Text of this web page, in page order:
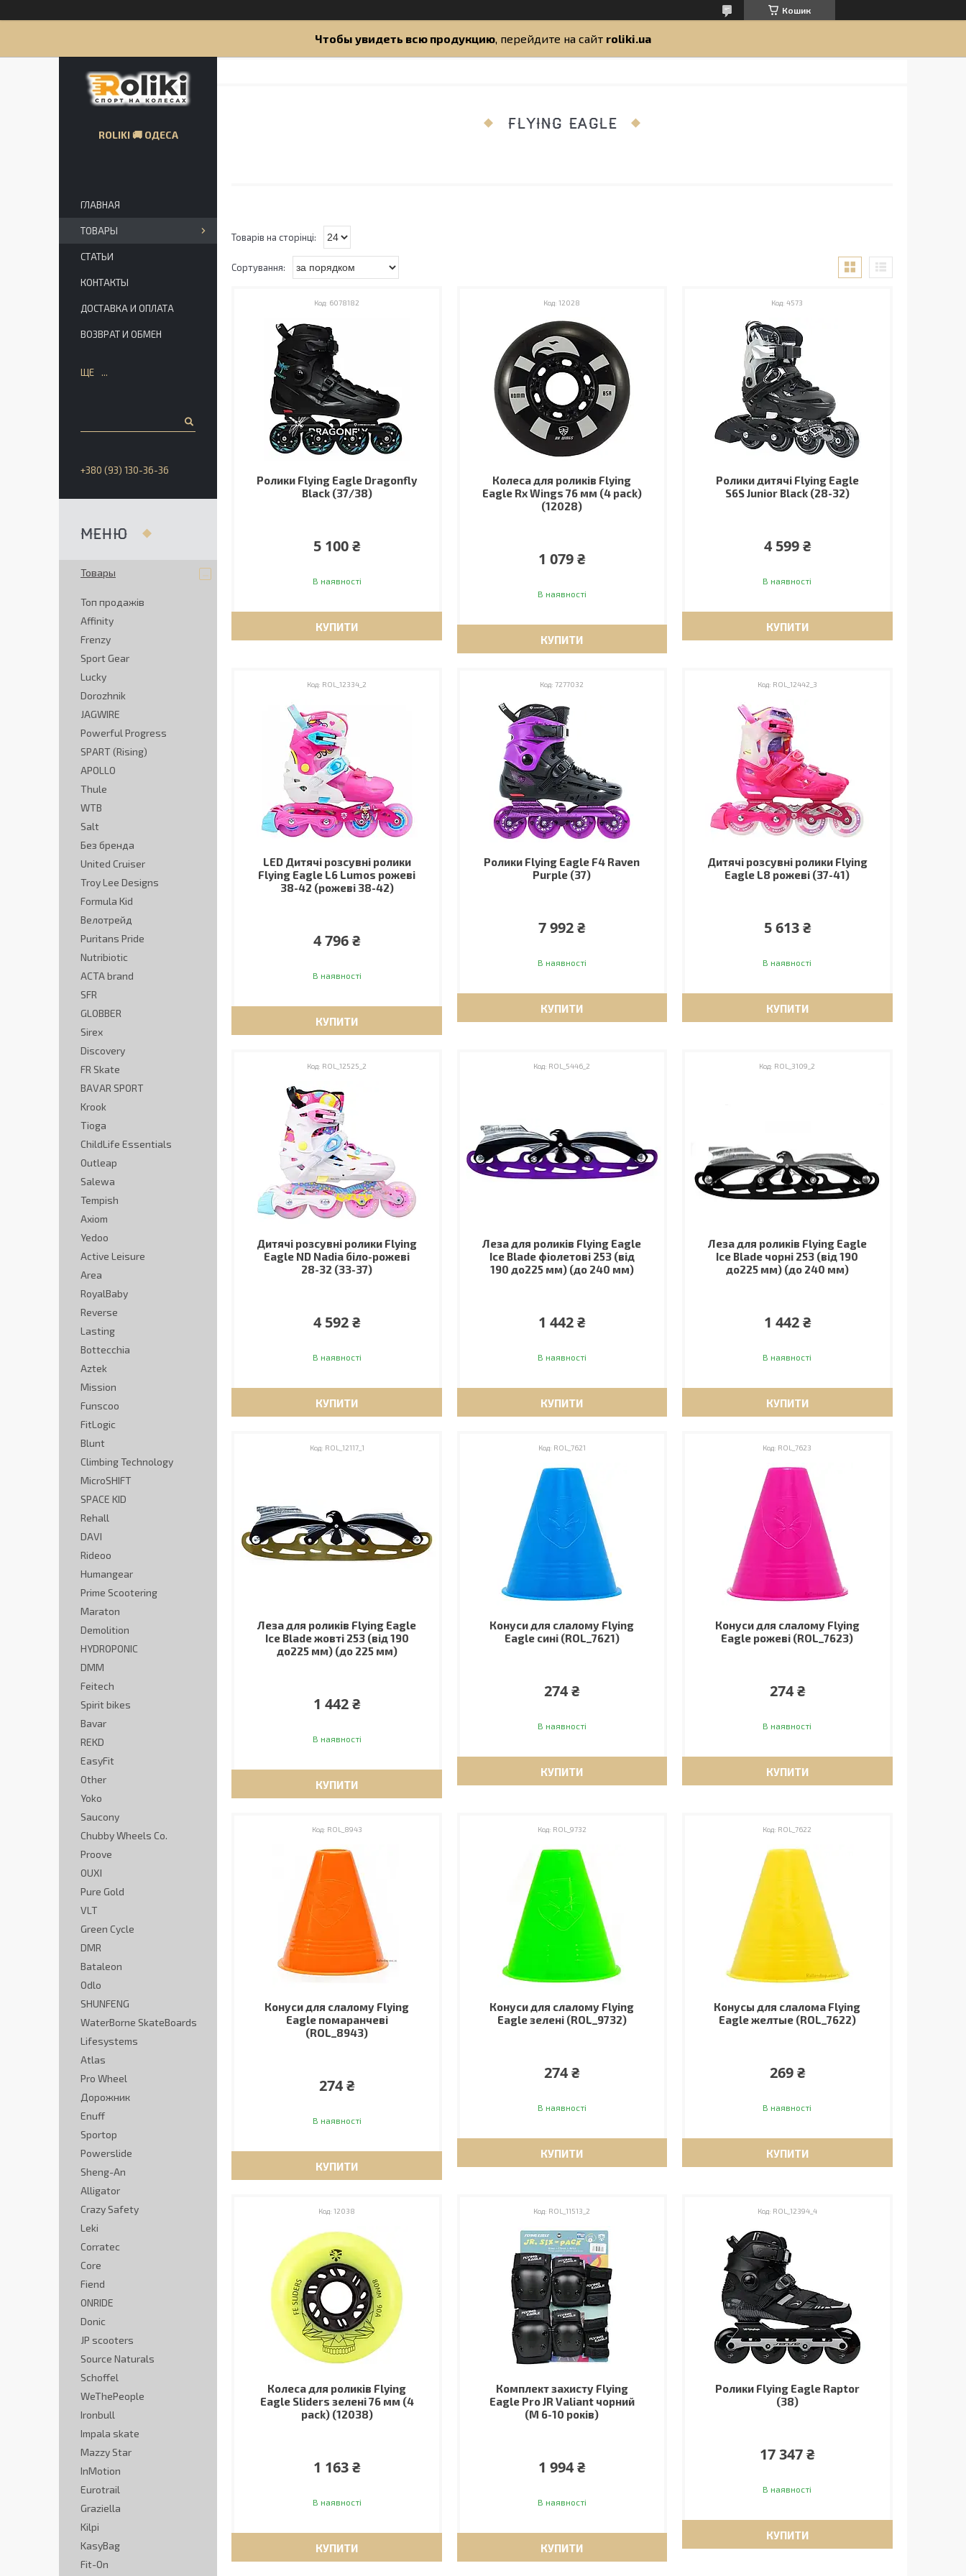
Кошик
Чтобы увидеть всю продукцию, перейдите на сайт roliki.ua
FLYING EAGLE
6078182
Ролики Flying Eagle Dragonfly
Black (37/38)
5 100 ₴
В наявності
КУПИТИ
12028
Колеса для роликів Flying
Eagle Rx Wings 76 мм (4 pack)
(12028)
1 079 ₴
В наявності
КУПИТИ
4573
Ролики дитячі Flying Eagle
S6S Junior Black (28-32)
4 599 ₴
В наявності
КУПИТИ
ROL_12334_2
LED Дитячі розсувні ролики
Flying Eagle L6 Lumos рожеві
38-42 (рожеві 38-42)
4 796 ₴
В наявності
КУПИТИ
7277032
Ролики Flying Eagle F4 Raven
Purple (37)
7 992 ₴
В наявності
КУПИТИ
ROL_12442_3
Дитячі розсувні ролики Flying
Eagle L8 рожеві (37-41)
5 613 ₴
В наявності
КУПИТИ
ROL_12525_2
Дитячі розсувні ролики Flying
Eagle ND Nadia біло-рожеві
28-32 (33-37)
4 592 ₴
В наявності
КУПИТИ
ROL_5446_2
Леза для роликів Flying Eagle
Ice Blade фіолетові 253 (від
190 до225 мм) (до 240 мм)
1 442 ₴
В наявності
КУПИТИ
ROL_3109_2
Леза для роликів Flying Eagle
Ice Blade чорні 253 (від 190
до225 мм) (до 240 мм)
1 442 ₴
В наявності
КУПИТИ
ROL_12117_1
Леза для роликів Flying Eagle
Ice Blade жовті 253 (від 190
до225 мм) (до 225 мм)
1 442 ₴
В наявності
КУПИТИ
ROL_7621
Конуси для слалому Flying
Eagle сині (ROL_7621)
274 ₴
В наявності
КУПИТИ
ROL_7623
Конуси для слалому Flying
Eagle рожеві (ROL_7623)
274 ₴
В наявності
КУПИТИ
ROL_8943
Конуси для слалому Flying
Eagle помаранчеві
(ROL_8943)
274 ₴
В наявності
КУПИТИ
ROL_9732
Конуси для слалому Flying
Eagle зелені (ROL_9732)
274 ₴
В наявності
КУПИТИ
ROL_7622
Конусы для слалома Flying
Eagle желтые (ROL_7622)
269 ₴
В наявності
КУПИТИ
12038
Колеса для роликів Flying
Eagle Sliders зелені 76 мм (4
pack) (12038)
1 163 ₴
В наявності
КУПИТИ
ROL_11513_2
Комплект захисту Flying
Eagle Pro JR Valiant чорний
(M 6-10 років)
1 994 ₴
В наявності
КУПИТИ
ROL_12394_4
Ролики Flying Eagle Raptor
(38)
17 347 ₴
В наявності
КУПИТИ
ROLIKI 🚚 ОДЕСА
ГЛАВНАЯ
ТОВАРЫ
СТАТЬИ
КОНТАКТЫ
ДОСТАВКА И ОПЛАТА
ВОЗВРАТ И ОБМЕН
ЩЕ
+380 (93) 130-36-36
Товары
Топ продажів
Affinity
Frenzy
Sport Gear
Lucky
Dorozhnik
JAGWIRE
Powerful Progress
SPART (Rising)
APOLLO
Thule
WTB
Salt
Без бренда
United Cruiser
Troy Lee Designs
Formula Kid
Велотрейд
Puritans Pride
Nutribiotic
ACTA brand
SFR
GLOBBER
Sirex
Discovery
FR Skate
BAVAR SPORT
Krook
Tioga
ChildLife Essentials
Outleap
Salewa
Tempish
Axiom
Yedoo
Active Leisure
Area
RoyalBaby
Reverse
Lasting
Bottecchia
Aztek
Mission
Funscoo
FitLogic
Blunt
Climbing Technology
MicroSHIFT
SPACE KID
Rehall
DAVI
Rideoo
Humangear
Prime Scootering
Maraton
Demolition
HYDROPONIC
DMM
Feitech
Spirit bikes
Bavar
REKD
EasyFit
Other
Yoko
Saucony
Chubby Wheels Co.
Proove
OUXI
Pure Gold
VLT
Green Cycle
DMR
Bataleon
Odlo
SHUNFENG
WaterBorne SkateBoards
Lifesystems
Atlas
Pro Wheel
Дорожник
Enuff
Sportop
Powerslide
Sheng-An
Alligator
Crazy Safety
Leki
Corratec
Core
Fiend
ONRIDE
Donic
JP scooters
Source Naturals
Schoffel
WeThePeople
Ironbull
Impala skate
Mazzy Star
InMotion
Eurotrail
Graziella
Kilpi
KasyBag
Fit-On